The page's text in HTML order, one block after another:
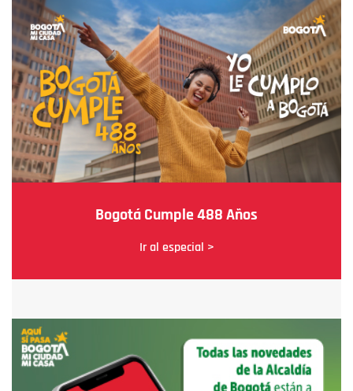
Bogotá Cumple 488 Años
Ir al especial >